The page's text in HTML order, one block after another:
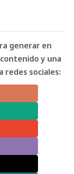
generar en
y una
redes sociales: